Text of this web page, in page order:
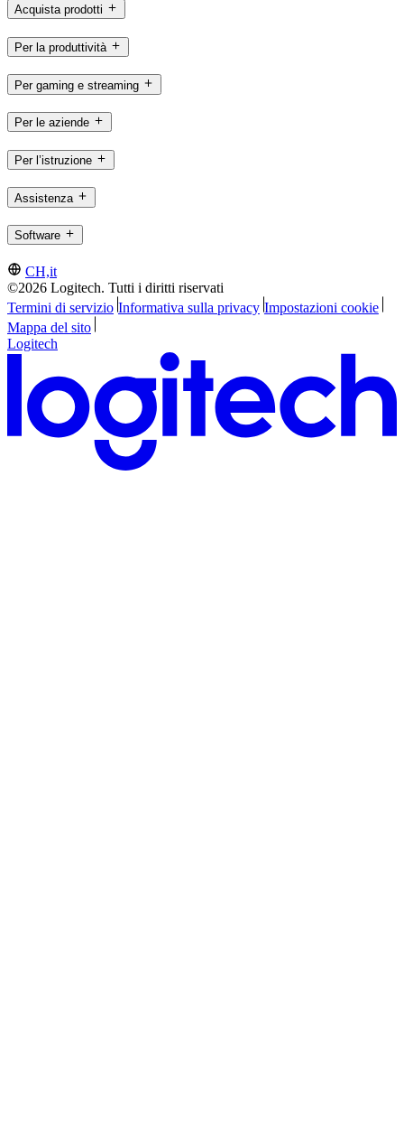
Acquista prodotti
Per la produttività
Per gaming e streaming
Per le aziende
Per l’istruzione
Assistenza
Software
CH,it
©2026 Logitech. Tutti i diritti riservati
Termini di servizio Informativa sulla privacy Impostazioni cookie
Mappa del sito
Logitech